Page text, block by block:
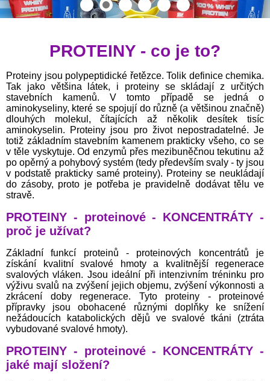
PROTEINY - co je to?
Proteiny jsou polypeptidické řetězce. Tolik definice chemika.
Tak jako většina látek, i proteiny se skládají z určitých
stavebních kamenů. V tomto případě se jedná o
aminokyseliny, které se spojují do různě (a většinou značně)
dlouhých molekul, čítajících až několik desítek tisíc
aminokyselin. Proteiny jsou pro život nepostradatelné. Je
totiž základním stavebním kamenem prakticky všeho, co se
v těle vyskytuje. Od enzymů přes mezibuněčnou tekutinu až
po opěrný a pohybový systém (tedy především svaly - ty jsou
v podstatě prakticky samé proteiny). Proteiny se neukládají
do zásoby, proto je potřeba je pravidelně dodávat tělu ve
stravě.
PROTEINY - proteinové - KONCENTRÁTY -
proč je užívat?
Základní funkcí proteinů - proteinových koncentrátů je
získání kvalitní svalové hmoty a kvalitnější regenerace
svalových vláken. Jsou ideální při intenzivním tréninku pro
výživu svalů na zvýšení jejich objemu, zvýšení výkonnosti a
zkrácení doby regenerace. Tyto proteiny - proteinové
přípravky jsou obohacené různými doplňky ke snížení
nežádoucích katabolických dějů ve svalové tkáni (ztráta
vybudované svalové hmoty).
PROTEINY - proteinové - KONCENTRÁTY -
jaké mají složení?